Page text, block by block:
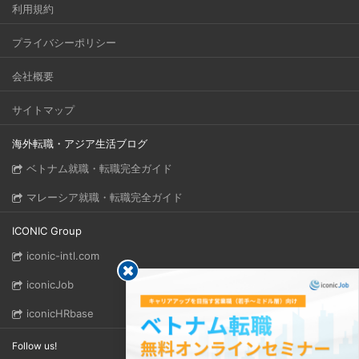
利用規約
プライバシーポリシー
会社概要
サイトマップ
海外転職・アジア生活ブログ
ベトナム就職・転職完全ガイド
マレーシア就職・転職完全ガイド
ICONIC Group
iconic-intl.com
iconicJob
iconicHRbase
Follow us!